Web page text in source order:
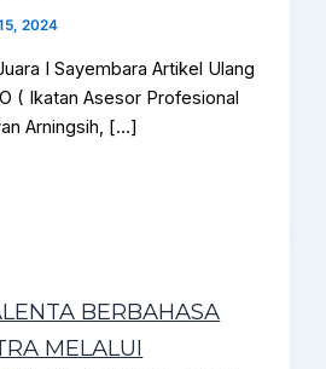
2024
I Sayembara Artikel Ulang
( Ikatan Asesor Profesional
Arningsih, […]
BERBAHASA
MELALUI